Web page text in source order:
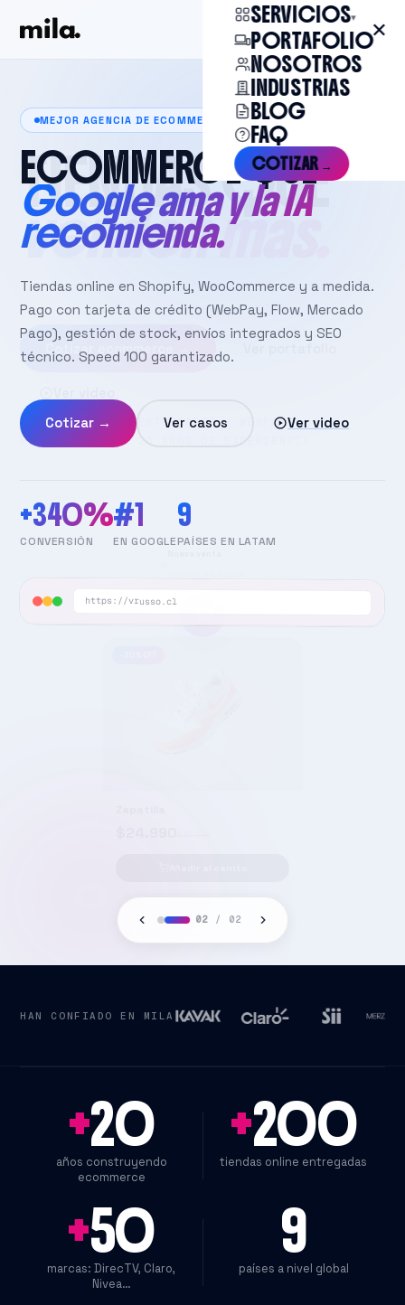
✕
SERVICIOS▾
PORTAFOLIO
NOSOTROS
INDUSTRIAS
BLOG
FAQ
COTIZAR →
Cotizar →
MEJOR AGENCIA DE ECOMMERCE EN CHILE
ECOMMERCE QUE
Google ama y la IA
recomienda.
Tiendas online en Shopify, WooCommerce y a medida.
Pago con tarjeta de crédito (WebPay, Flow, Mercado
Pago), gestión de stock, envíos integrados y SEO
técnico. Speed 100 garantizado.
Cotizar → Ver casos Ver video
+340%
CONVERSIÓN
#1
EN GOOGLE
9
PAÍSES EN LATAM
https://vrusso.cl
02 / 02
HAN CONFIADO EN MILA
+20
años construyendo
ecommerce
+200
tiendas online entregadas
+50
marcas: DirecTV, Claro,
Nivea…
9
países a nivel global